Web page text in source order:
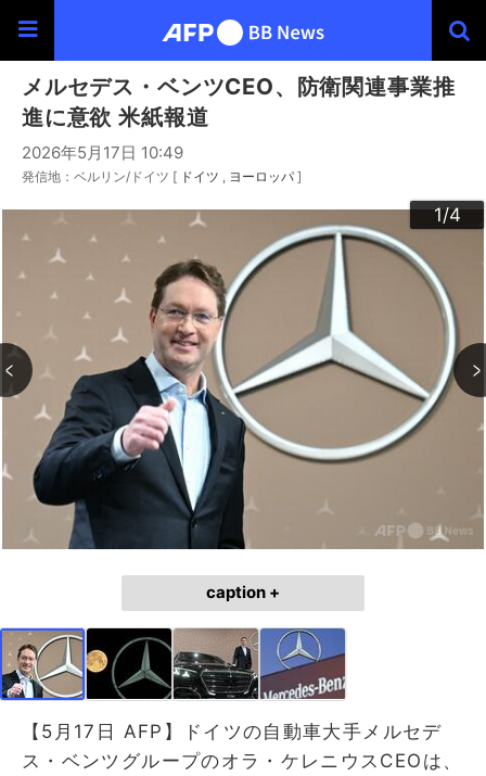
メルセデス・ベンツCEO、防衛関連事業推
進に意欲 米紙報道
2026年5月17日 10:49
発信地：ベルリン/ドイツ [ ドイツ ヨーロッパ ]
1/4
2/4
3/4
4/4
caption +
【5月17日 AFP】ドイツの自動車大手メルセデ
ス・ベンツグループのオラ・ケレニウスCEOは、